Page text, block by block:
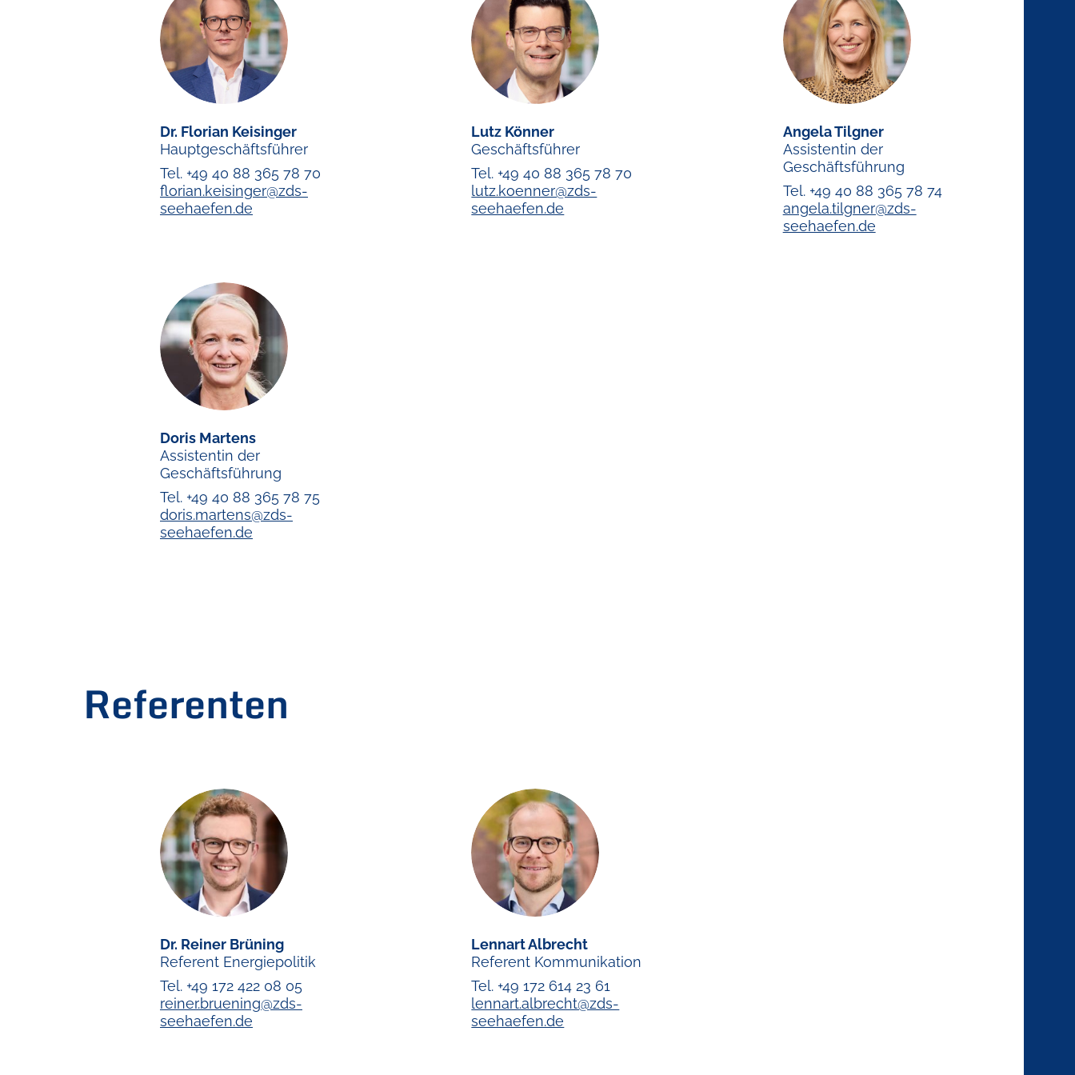
Dr. Florian Keisinger
Hauptgeschäftsführer
Tel. +49 40 88 365 78 70
florian.keisinger@zds-
seehaefen.de
Lutz Könner
Geschäftsführer
Tel. +49 40 88 365 78 70
lutz.koenner@zds-
seehaefen.de
Angela Tilgner
Assistentin der
Geschäftsführung
Tel. +49 40 88 365 78 74
angela.tilgner@zds-
seehaefen.de
Doris Martens
Assistentin der
Geschäftsführung
Tel. +49 40 88 365 78 75
doris.martens@zds-
seehaefen.de
Referenten
Dr. Reiner Brüning
Referent Energiepolitik
Tel. +49 172 422 08 05
reiner.bruening@zds-
seehaefen.de
Lennart Albrecht
Referent Kommunikation
Tel. +49 172 614 23 61
lennart.albrecht@zds-
seehaefen.de